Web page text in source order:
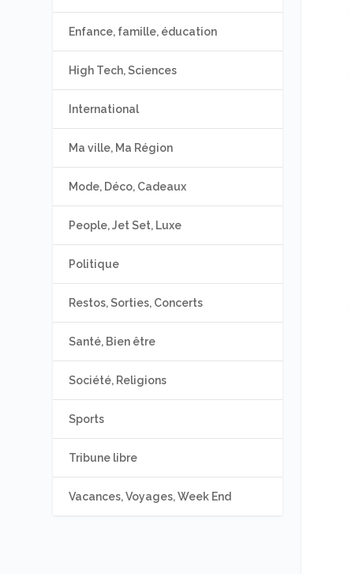
Enfance, famille, éducation
High Tech, Sciences
International
Ma ville, Ma Région
Mode, Déco, Cadeaux
People, Jet Set, Luxe
Politique
Restos, Sorties, Concerts
Santé, Bien être
Société, Religions
Sports
Tribune libre
Vacances, Voyages, Week End